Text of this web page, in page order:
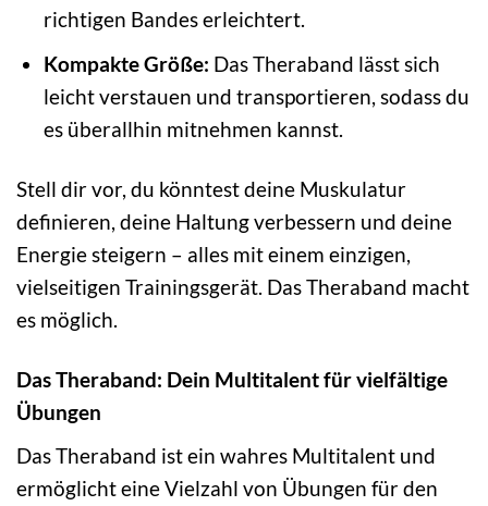
richtigen Bandes erleichtert.
Kompakte Größe: Das Theraband lässt sich
leicht verstauen und transportieren, sodass du
es überallhin mitnehmen kannst.
Stell dir vor, du könntest deine Muskulatur
definieren, deine Haltung verbessern und deine
Energie steigern – alles mit einem einzigen,
vielseitigen Trainingsgerät. Das Theraband macht
es möglich.
Das Theraband: Dein Multitalent für vielfältige
Übungen
Das Theraband ist ein wahres Multitalent und
ermöglicht eine Vielzahl von Übungen für den